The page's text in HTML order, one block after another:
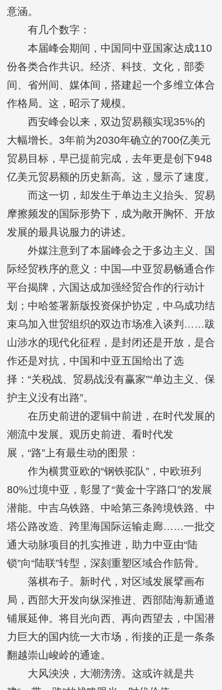
意涵。
有几个数字：
本届峰会期间，中国同中亚国家达成110
份各类合作共识。经济、科技、文化，部委
间、省州间、媒体间，搭建起一个多维立体合
作格局。这，昭示了规模。
西安峰会以来，双边贸易额实现35%的
大幅增长。3年前为2030年确立的700亿美元
贸易目标，早已提前完成，去年更是创下948
亿美元贸易额的历史新高。这，显示了速度。
而这一切，却发生于单边主义抬头、贸易
摩擦频发的国际形势下，成为敞开胸怀、开放
发展的最具说服力的讲述。
外媒注意到了本届峰会之于多边主义、国
际经贸秩序的意义：中国—中亚贸易畅通合作
平台揭牌，六国达成加强经贸合作的行动计
划；中哈签署新版投资保护协定，中乌成功结
束乌加入世贸组织的双边市场准入谈判……跋
山涉水的现代化征程，是封闭还是开放，是合
作还是对抗，中国和中亚五国给出了选
择：“关税战、贸易战没有赢家”“单边主义、保
护主义没有出路”。
在历史前进的逻辑中前进，在时代发展的
潮流中发展。观历史前进、看时代发
展，“路”上有最生动的图景：
作为横贯亚欧的“钢铁驼队”，中欧班列
80%过境中亚，彰显了“黄金十字路口”的发展
潜能。中吉乌铁路、中哈第三条跨境铁路、中
塔公路改造、跨里海国际运输走廊……一批交
通大动脉项目的扎实推进，助力中亚由“陆
锁”向“陆联”转型，深刻重塑区域合作筋骨。
落棋布子。新时代，对区域发展擘画布
局，西部大开发向纵深推进、西部陆海新通道
铺展延伸。将目光向西、再向西望去，中国潜
力巨大的国内统一大市场，衔接的正是一条条
翻越崇山峻岭的通途。
大风泱泱，大潮滂滂。这或许就是共